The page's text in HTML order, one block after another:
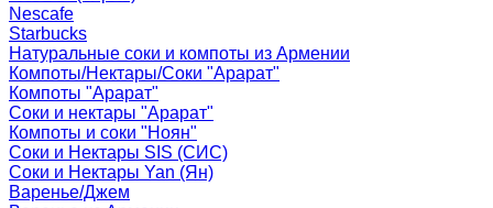
Nescafe
Starbucks
Натуральные соки и компоты из Армении
Компоты/Нектары/Соки "Арарат"
Компоты "Арарат"
Соки и нектары "Арарат"
Компоты и соки "Ноян"
Соки и Нектары SIS (СИС)
Соки и Нектары Yan (Ян)
Варенье/Джем